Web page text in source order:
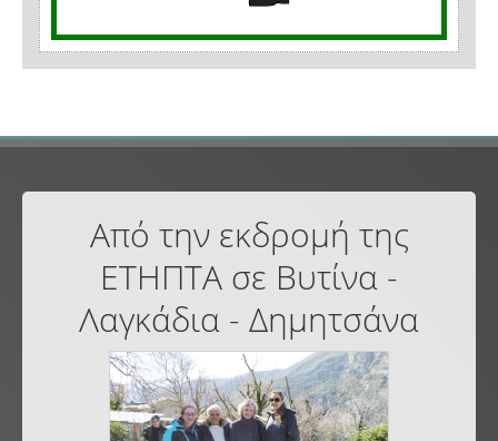
Από την εκδρομή της
ΕΤΗΠΤΑ σε Βυτίνα -
Λαγκάδια - Δημητσάνα